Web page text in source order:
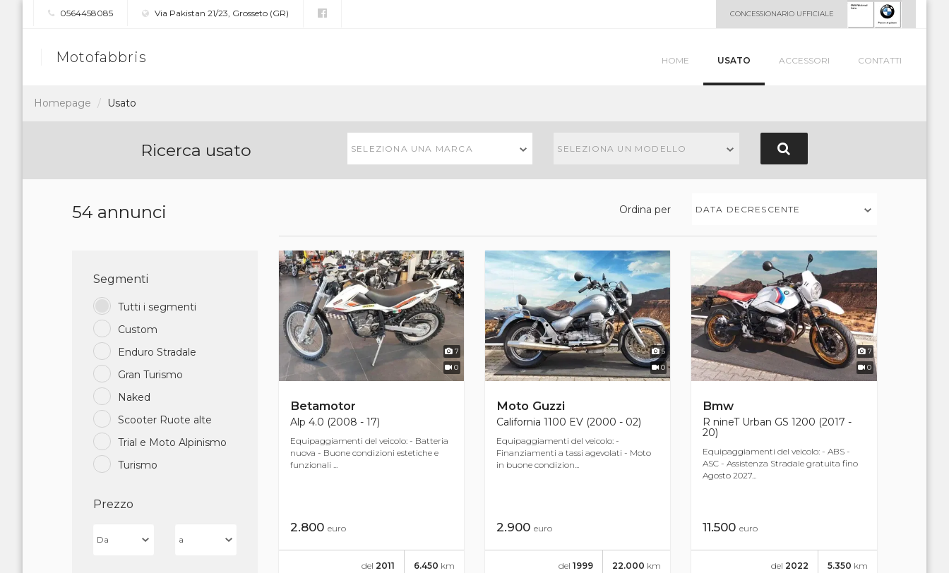
0564458085 Via Pakistan 21/23, Grosseto (GR) CONCESSIONARIO UFFICIALE
Motofabbris HOME USATO ACCESSORI CONTATTI
Homepage Usato
Ricerca usato SELEZIONA UNA MARCA SELEZIONA UN MODELLO
54 annunci Ordina per DATA DECRESCENTE
Segmenti
Tutti i segmenti
Custom
Enduro Stradale
Gran Turismo
Naked
Scooter Ruote alte
Trial e Moto Alpinismo
Turismo
Prezzo
7
0
Betamotor
Alp 4.0 (2008 - 17)
Equipaggiamenti del veicolo: - Batteria
nuova - Buone condizioni estetiche e
funzionali ...
2.800 euro
6.450 km
del 2011
5
0
Moto Guzzi
California 1100 EV (2000 - 02)
Equipaggiamenti del veicolo: -
Finanziamenti a tassi agevolati - Moto
in buone condizion...
2.900 euro
22.000 km
del 1999
7
0
Bmw
R nineT Urban GS 1200 (2017 -
20)
Equipaggiamenti del veicolo: - ABS -
ASC - Assistenza Stradale gratuita fino
Agosto 2027...
11.500euro
5.350 km
del 2022